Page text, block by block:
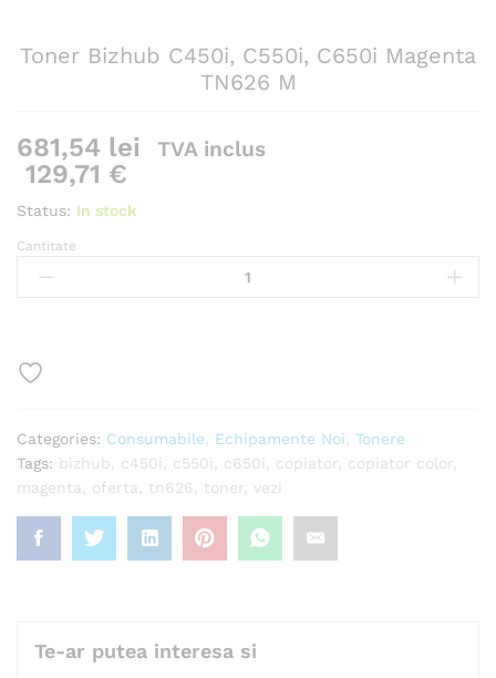
Toner Bizhub C450i, C550i, C650i Magenta
TN626 M
681,54 lei TVA inclus
129,71 €
Status: In stock
Toner
Bizhub
Magenta
Cantitate
Cantitate
Categories: Consumabile Echipamente Noi
Tonere
Tags: bizhub c450i c550i c650i copiator copiator color
magenta
oferta tn626 toner vezi
Te-ar putea interesa si